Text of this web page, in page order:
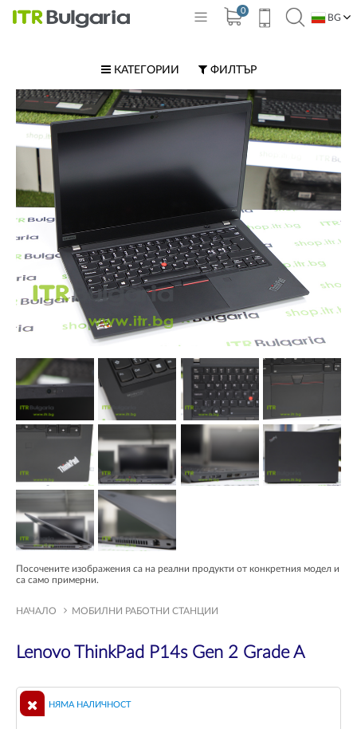
0
BG
КАТЕГОРИИ ФИЛТЪР
Посочените изображения са на реални продукти от конкретния модел и
са само примерни.
НАЧАЛО МОБИЛНИ РАБОТНИ СТАНЦИИ
Lenovo ThinkPad P14s Gen 2 Grade A
НЯМА НАЛИЧНОСТ